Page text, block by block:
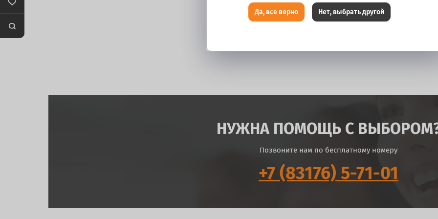
НУЖНА ПОМОЩЬ С
Позвоните нам по бесплатному номеру
+7 (83176) 5-71-01
Да, все верно Нет, выбрать другой